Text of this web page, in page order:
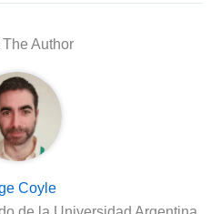
Author
Coyle